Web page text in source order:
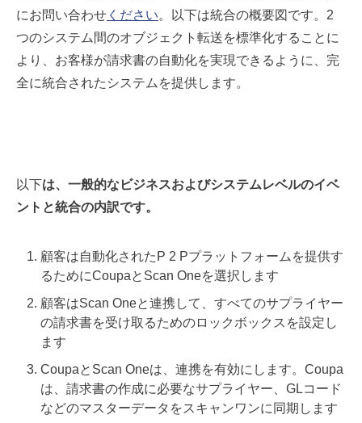
にお問い合わせ ください。以下は統合の概要図です。2
つのシステム間のオブジェクト転送を標準化することに
より、お客様が請求書の自動化を実現できるように、完
全に統合されたシステムを提供します。
以下は、一般的なビジネスおよびシステムレベルのイベ
ントと統合の内訳です。
顧客は自動化されたP 2 Pプラットフォームを提供す
るためにCoupaとScan Oneを選択します
顧客はScan Oneと連携して、すべてのサプライヤー
の請求書を受け取るためのロックボックスを設定し
ます
CoupaとScan Oneは、連携を有効にします。Coupa
は、請求書の作成に必要なサプライヤー、GLコード
などのマスターデータをスキャンワンに同期します